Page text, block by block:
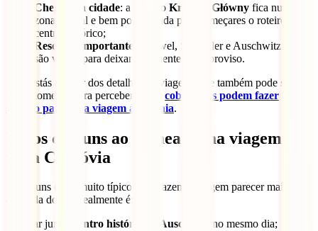
Chegada à cidade: a estação Kraków Główny fica numa
zona central e bem posicionada para começares o roteiro pelo
centro histórico;
Reservas importantes
: Wawel, Schindler e Auschwitz não
são visitas para deixar totalmente ao improviso.
Se já estás a tratar dos detalhes da viagem, este também pode ser um
bom momento para perceberes que coberturas podem fazer
sentido para uma viagem à Polónia.
Erros comuns ao planear uma viagem
para Cracóvia
Há alguns erros muito típicos que fazem a viagem parecer mais
apertada do que realmente é:
❌ tentar juntar
centro histórico + Auschwitz
no mesmo dia;